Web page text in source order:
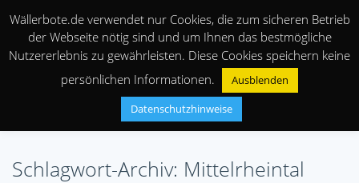
Schlagwort-Archiv: Mittelrheintal
Wällerbote.de verwendet nur Cookies, die zum sicheren Betrieb
der Webseite nötig sind und um Ihnen das bestmögliche
Nutzererlebnis zu gewährleisten. Diese Cookies speichern keine
persönlichen Informationen.
Ausblenden
Datenschutzhinweise